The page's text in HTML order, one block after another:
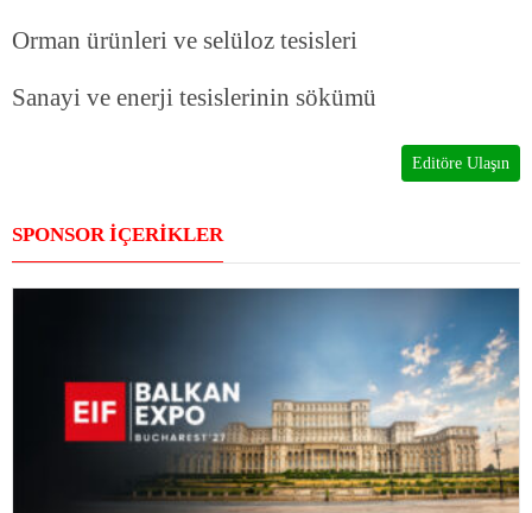
Orman ürünleri ve selüloz tesisleri
Sanayi ve enerji tesislerinin sökümü
Editöre Ulaşın
SPONSOR İÇERİKLER